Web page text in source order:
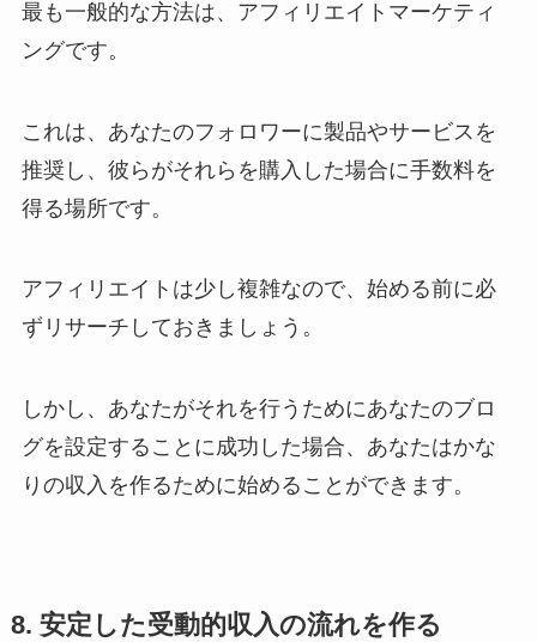
最も一般的な方法は、アフィリエイトマーケティ
ングです。
これは、あなたのフォロワーに製品やサービスを
推奨し、彼らがそれらを購入した場合に手数料を
得る場所です。
アフィリエイトは少し複雑なので、始める前に必
ずリサーチしておきましょう。
しかし、あなたがそれを行うためにあなたのブロ
グを設定することに成功した場合、あなたはかな
りの収入を作るために始めることができます。
8. 安定した受動的収入の流れを作る